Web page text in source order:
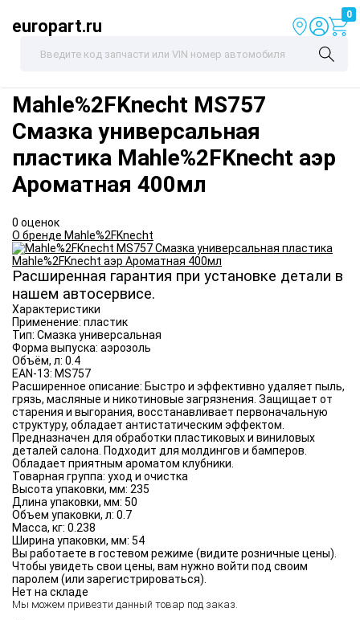
europart.ru
0
Mahle%2FKnecht MS757
Смазка универсальная
пластика Mahle%2FKnecht аэр
Ароматная 400мл
0 оценок
О бренде Mahle%2FKnecht
Расширенная гарантия при установке детали в
нашем автосервисе.
Характеристики
Применение: пластик
Тип: Смазка универсальная
Форма выпуска: аэрозоль
Объём, л: 0.4
EAN-13: MS757
Расширенное описание: Быстро и эффективно удаляет пыль,
грязь, масляные и никотиновые загрязнения. Защищает от
старения и выгорания, восстанавливает первоначальную
структуру, обладает антистатическим эффектом.
Предназначен для обработки пластиковых и виниловых
деталей салона. Подходит для молдингов и бамперов.
Обладает приятным ароматом клубники.
Товарная группа: уход и очистка
Высота упаковки, мм: 235
Длина упаковки, мм: 50
Объем упаковки, л: 0.7
Масса, кг: 0.238
Ширина упаковки, мм: 54
Вы работаете в гостевом режиме (видите розничные цены).
Чтобы увидеть свои цены, вам нужно войти под своим
паролем (или зарегистрироваться).
Нет на складе
Мы можем привезти данный товар под заказ.